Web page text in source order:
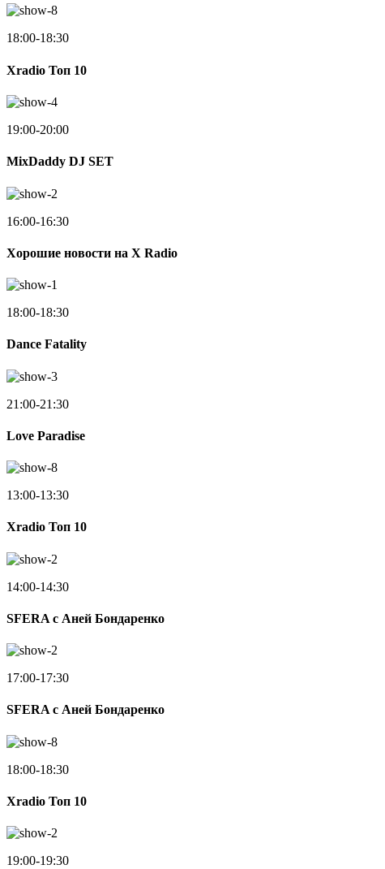
18:00-18:30
Xradio Топ 10
19:00-20:00
MixDaddy DJ SET
16:00-16:30
Хорошие новости на X Radio
18:00-18:30
Dance Fatality
21:00-21:30
Love Paradise
13:00-13:30
Xradio Топ 10
14:00-14:30
SFERA с Аней Бондаренко
17:00-17:30
SFERA с Аней Бондаренко
18:00-18:30
Xradio Топ 10
19:00-19:30